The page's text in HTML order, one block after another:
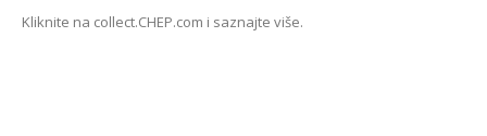
Kliknite na collect.CHEP.com i saznajte više.